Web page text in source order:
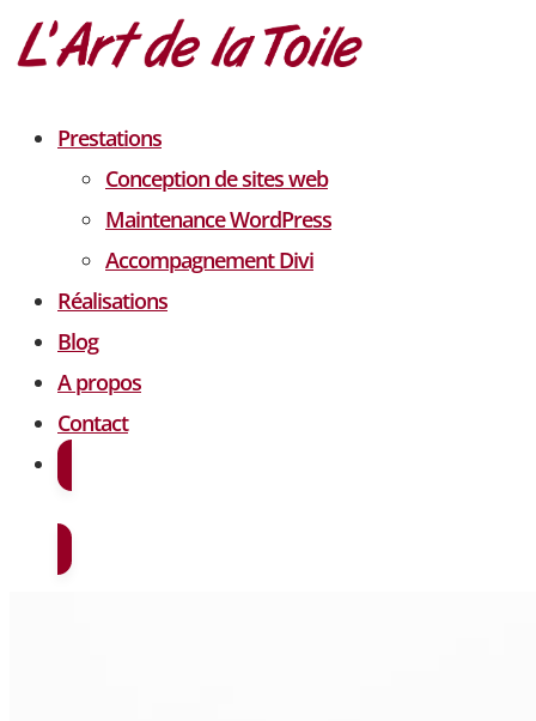
Prestations
Conception de sites web
Maintenance WordPress
Accompagnement Divi
Réalisations
Blog
A propos
Contact